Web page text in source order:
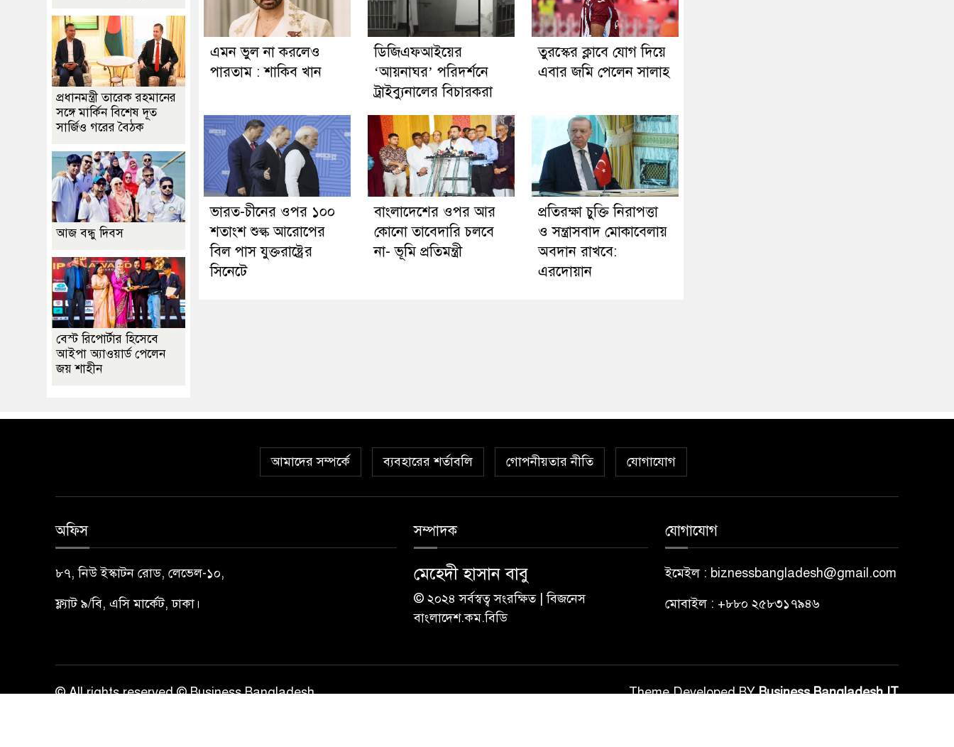
এমন ভুল না করলেও
পারতাম : শাকিব খান
ডিজিএফআইয়ের
‘আয়নাঘর’ পরিদর্শনে
ট্রাইব্যুনালের বিচারকরা
তুরস্কের ক্লাবে যোগ দিয়ে
এবার জমি পেলেন সালাহ
ভারত-চীনের ওপর ১০০
শতাংশ শুল্ক আরোপের
বিল পাস যুক্তরাষ্ট্রের
সিনেটে
বাংলাদেশের ওপর আর
কোনো তাবেদারি চলবে
না- ভূমি প্রতিমন্ত্রী
প্রতিরক্ষা চুক্তি নিরাপত্তা
ও সন্ত্রাসবাদ মোকাবেলায়
অবদান রাখবে:
এরদোয়ান
প্রধানমন্ত্রী তারেক রহমানের
সঙ্গে মার্কিন বিশেষ দূত
সার্জিও গরের বৈঠক
আজ বন্ধু দিবস
বেস্ট রিপোর্টার হিসেবে
আইপা অ্যাওয়ার্ড পেলেন
জয় শাহীন
আমাদের সম্পর্কে ব্যবহারের শর্তাবলি গোপনীয়তার নীতি যোগাযোগ
অফিস
৮৭, নিউ ইস্কাটন রোড, লেভেল-১০,
ফ্ল্যাট ৯/বি, এসি মার্কেট, ঢাকা।
সম্পাদক
মেহেদী হাসান বাবু
© ২০২৪ সর্বস্বত্ব সংরক্ষিত | বিজনেস
বাংলাদেশ.কম.বিডি
যোগাযোগ
ইমেইল : biznessbangladesh@gmail.com
মোবাইল : +৮৮০ ২৫৮৩১৭৯৪৬
© All rights reserved © Business Bangladesh Theme Developed BYBusiness Bangladesh IT